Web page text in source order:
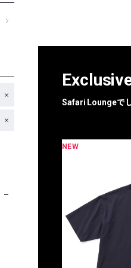
Safari Loungeで
NEW